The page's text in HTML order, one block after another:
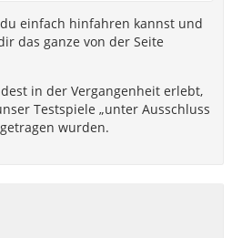
einfach hinfahren kannst und
das ganze von der Seite
in der Vergangenheit erlebt,
Testspiele „unter Ausschluss
wurden.